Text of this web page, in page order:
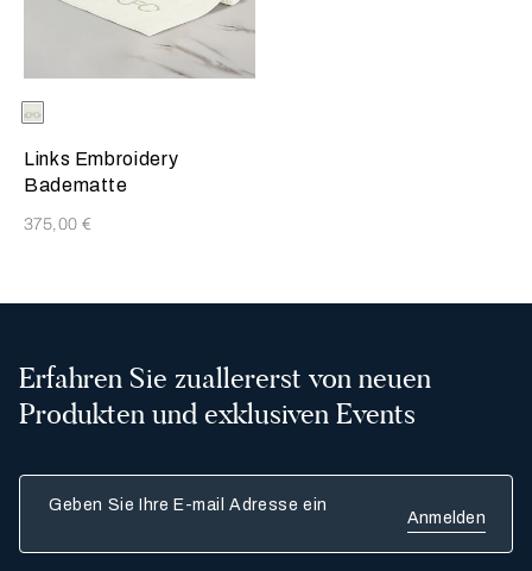
Die Auswahl der Farbe aktualisiert das Produktbild
Available Colors
SavageBeige-
Kilppe
Links Embroidery
Badematte
375,00 €
Erfahren Sie zuallererst von neuen
Produkten und exklusiven Events